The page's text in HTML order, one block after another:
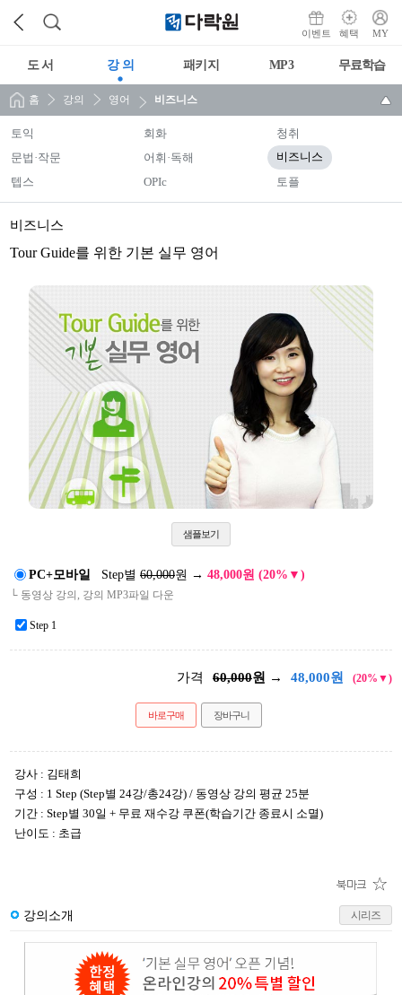
이벤트 혜택 MY
도 서 강 의 패키지 MP3 무료학습
홈 강의 영어 비즈니스
토익 회화
청취
문법·작문
어휘·독해 비즈니스
텝스 OPIc 토플
비즈니스
Tour Guide를 위한 기본 실무 영어
샘플보기
PC+모바일 Step별 60,000원 → 48,000원 (20%▼)
└ 동영상 강의, 강의 MP3파일 다운
Step 1
가격 60,000원 → 48,000원 (20%▼)
바로구매 장바구니
강사 : 김태희
구성 : 1 Step (Step별 24강/총24강) / 동영상 강의 평균 25분
기간 : Step별 30일 + 무료 재수강 쿠폰(학습기간 종료시 소멸)
난이도 : 초급
강의소개 시리즈